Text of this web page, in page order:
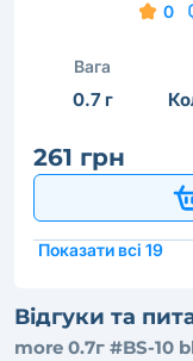
0
Вага
0.7 г
261 грн
Показати всі 19
Відгуки та
more 0.7г #BS-10